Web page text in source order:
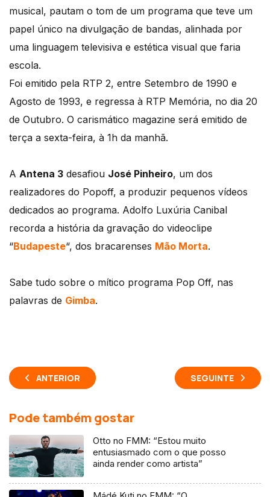
musical, pautam o tom de um programa que teve um
papel único na divulgação de bandas, alinhada por
uma linguagem televisiva e estética visual que faria
escola.
Foi emitido pela RTP 2, entre Setembro de 1990 e
Agosto de 1993, e regressa à RTP Memória, no dia 20
de Outubro. O carismático magazine será emitido de
terça a sexta-feira, à 1h da manhã.
A Antena 3 desafiou José Pinheiro, um dos
realizadores do Popoff, a produzir pequenos vídeos
dedicados ao programa. Adolfo Luxúria Canibal
recorda a história da gravação do videoclipe
“Budapeste“, dos bracarenses Mão Morta.
Sabe tudo sobre o mítico programa Pop Off, nas
palavras de Gimba.
ANTERIOR SEGUINTE
Pode também gostar
Otto no FMM: “Estou muito
entusiasmado com o que posso
ainda render como artista”